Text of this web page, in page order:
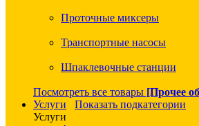
Проточные миксеры
Транспортные насосы
Шпаклевочные станции
Посмотреть все товары [Прочее
Услуги
Показать подкатегории
Услуги